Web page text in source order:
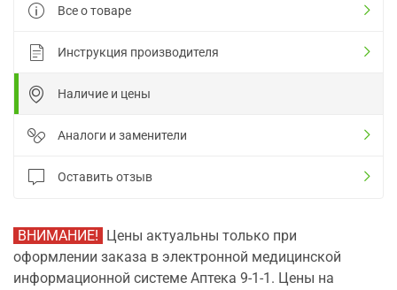
Все о товаре
Инструкция производителя
Наличие и цены
Аналоги и заменители
Оставить отзыв
ВНИМАНИЕ! Цены актуальны только при
оформлении заказа в электронной медицинской
информационной системе Аптека 9-1-1. Цены на